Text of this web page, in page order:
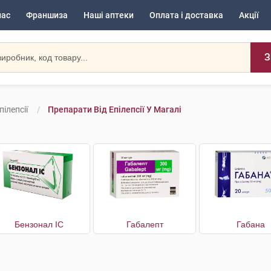
Франшиза Наші аптеки Оплата і доставка Акції
Препарати Від Епілепсії У Магалі
Бензонал IC Габалепт Габана